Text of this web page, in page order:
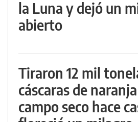
la Luna y dejó un
abierto
Tiraron 12 mil
cáscaras de
campo seco hace